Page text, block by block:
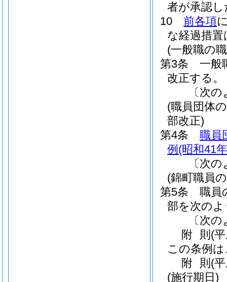
者が承認
10
前各項
な経過措
(一般職の
第3条
一般
改正する。
〔次
(職員団体
部改正)
第4条
職員
例 (昭和41
〔次
(錦町職員
第5条
職員
部を次の
〔次
附 則 (
この条例
附 則 (
(施行期日)